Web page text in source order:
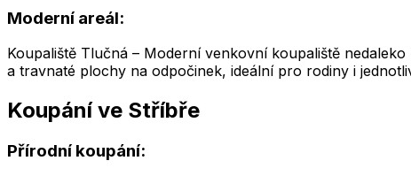
Moderní areál:
Koupaliště Tlučná – Moderní venkovní koupaliště
a travnaté plochy na odpočinek, ideální pro rodiny i
Koupání ve Stříbře
Přírodní koupání: